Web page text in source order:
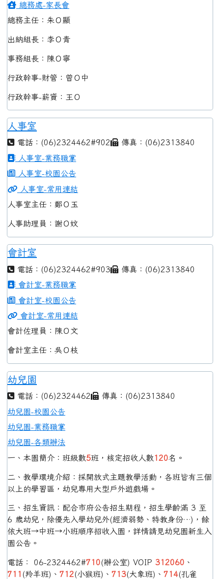
總務處-家長會
總務主任：朱Ｏ顯
出納組長：李Ｏ青
事務組長：陳Ｏ寧
行政幹事-財管：曾Ｏ中
行政幹事-薪資：王Ｏ
人事室
電話：(06)2324462#902
傳真：(06)2313840
人事室-業務職掌
人事室-校園公告
人事室-常用連結
人事室主任：鄭Ｏ玉
人事助理員：謝Ｏ妏
會計室
電話：(06)2324462#903
傳真：(06)2313840
會計室-業務職掌
會計室-校園公告
會計室-常用連結
會計佐理員：陳Ｏ文
會計室主任：吳Ｏ枝
幼兒園
電話：(06)2324462
傳真：(06)2313840
幼兒園-校園公告
幼兒園-業務職掌
幼兒園-各類辦法
一、本園簡介：班級數5班，核定招收人數120名。
二、教學環境介紹：採開放式主題教學活動，各班皆有三個
以上的學習區，幼兒專用大型戶外遊戲場。
三、招生資訊：配合市府公告招生期程，招生學齡滿 3 至
6 歲幼兒，除優先入學幼兒外(經濟弱勢、特教身份…)，餘
依大班→中班→小班順序招收入園，詳情請見幼兒園新生入
園公告。
電話： 06-2324462#710(辦公室) VOIP 312060 、
711 (羚羊班)、 712(小猴班)、 713(大象班)、 714(孔雀